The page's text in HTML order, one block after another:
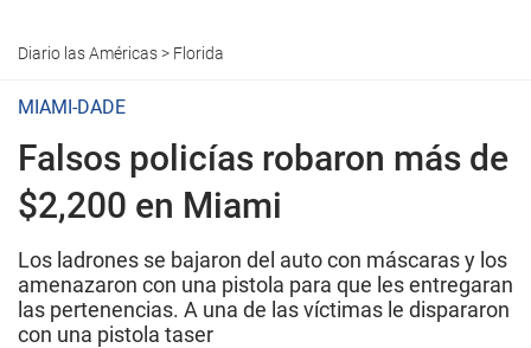
Diario las Américas> Florida
MIAMI-DADE
Falsos policías robaron más de
$2,200 en Miami
Los ladrones se bajaron del auto con máscaras y los
amenazaron con una pistola para que les entregaran
las pertenencias. A una de las víctimas le dispararon
con una pistola taser